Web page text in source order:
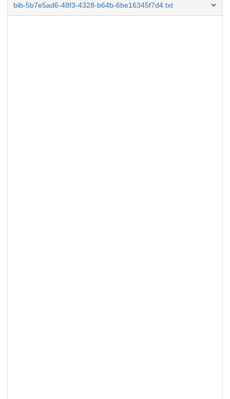
bib-5b7e5ad6-48f3-4328-b64b-6be16345f7d4.txt